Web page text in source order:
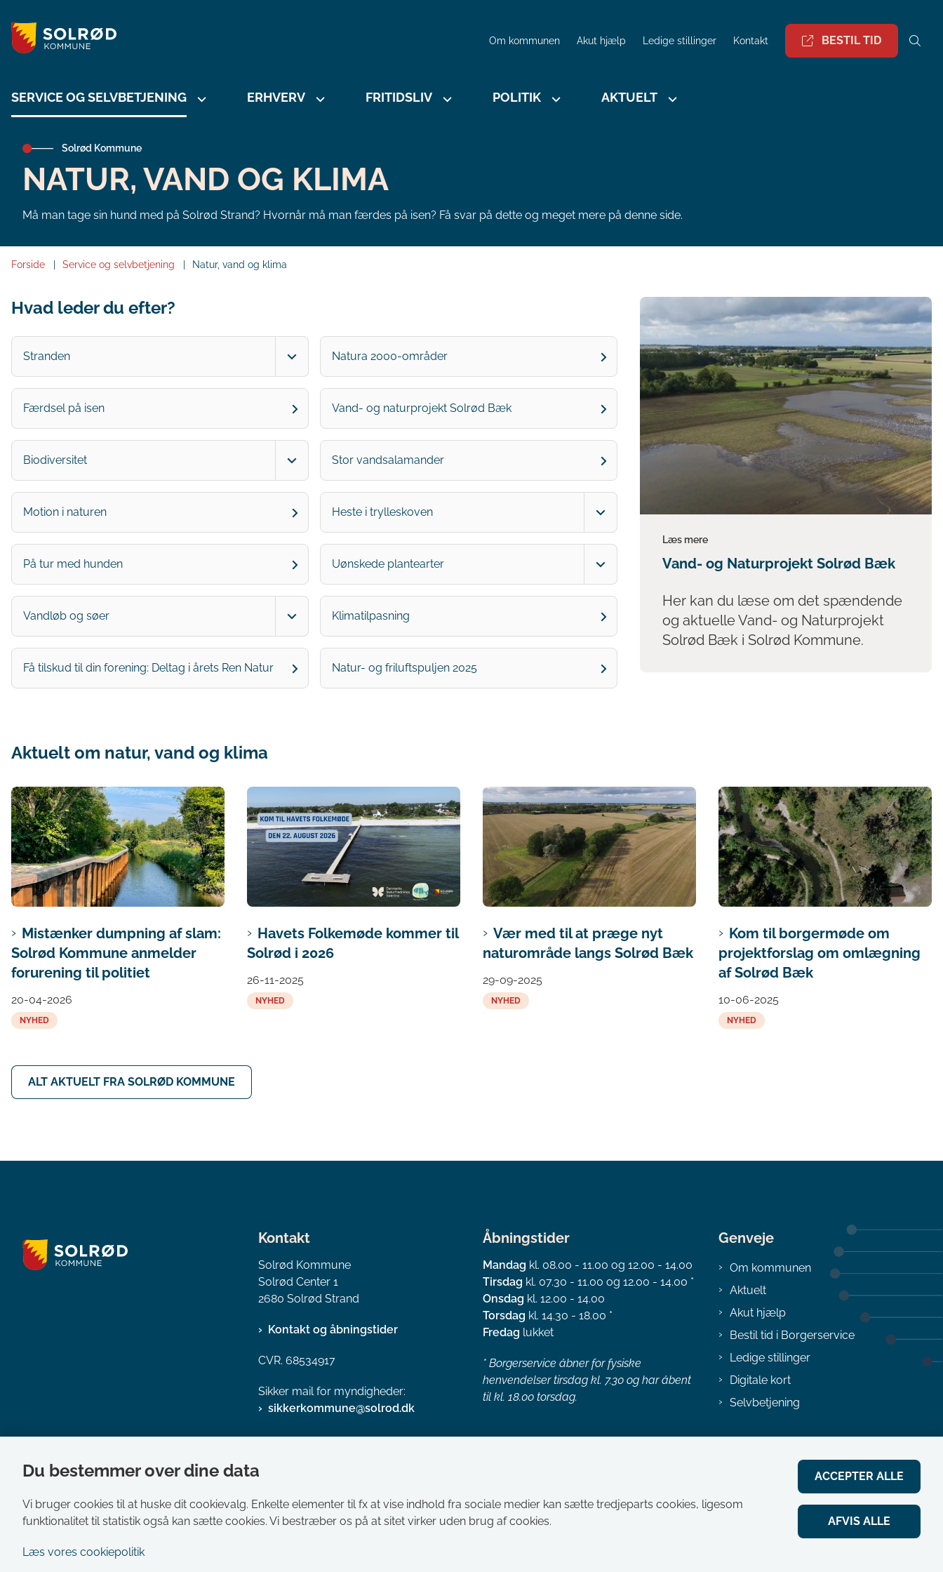
Om kommunen Akut hjælp Ledige stillinger Kontakt BESTIL TID
SERVICE OG SELVBETJENING ERHVERV FRITIDSLIV POLITIK AKTUELT
Solrød Kommune
NATUR, VAND OG KLIMA
Må man tage sin hund med på Solrød Strand? Hvornår må man færdes på isen? Få svar på dette og meget mere på denne side.
Forside Service og selvbetjening Natur, vand og klima
Hvad leder du efter?
Stranden Natura 2000-områder
Færdsel på isen Vand- og naturprojekt Solrød Bæk
Biodiversitet Stor vandsalamander
Motion i naturen Heste i trylleskoven
På tur med hunden Uønskede plantearter
Vandløb og søer Klimatilpasning
Få tilskud til din forening: Deltag i årets Ren Natur Natur- og friluftspuljen 2025
Læs mere
Vand- og Naturprojekt Solrød Bæk
Her kan du læse om det spændende
og aktuelle Vand- og Naturprojekt
Solrød Bæk i Solrød Kommune.
Aktuelt om natur, vand og klima
Mistænker dumpning af slam:
Solrød Kommune anmelder
forurening til politiet
20-04-2026
NYHED
Havets Folkemøde kommer til
Solrød i 2026
26-11-2025
NYHED
Vær med til at præge nyt
naturområde langs Solrød Bæk
29-09-2025
NYHED
Kom til borgermøde om
projektforslag om omlægning
af Solrød Bæk
10-06-2025
NYHED
ALT AKTUELT FRA SOLRØD KOMMUNE
Kontakt
Solrød Kommune
Solrød Center 1
2680 Solrød Strand
Kontakt og åbningstider
CVR. 68534917
Sikker mail for myndigheder:
sikkerkommune@solrod.dk
Åbningstider
Mandag kl. 08.00 - 11.00 og 12.00 - 14.00
Tirsdag kl. 07.30 - 11.00 og 12.00 - 14.00 *
Onsdag kl. 12.00 - 14.00
Torsdag kl. 14.30 - 18.00 *
Fredag lukket
* Borgerservice åbner for fysiske
henvendelser tirsdag kl. 7.30 og har åbent
til kl. 18.00 torsdag.
Genveje
Om kommunen
Aktuelt
Akut hjælp
Bestil tid i Borgerservice
Ledige stillinger
Digitale kort
Selvbetjening
Du bestemmer over dine data
Vi bruger cookies til at huske dit cookievalg. Enkelte elementer til fx at vise indhold fra sociale medier kan sætte tredjeparts cookies, ligesom
funktionalitet til statistik også kan sætte cookies. Vi bestræber os på at sitet virker uden brug af cookies.
Læs vores cookiepolitik
ACCEPTER ALLE
AFVIS ALLE